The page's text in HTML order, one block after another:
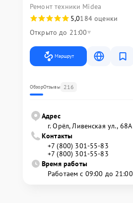
Ремонт техники Midea
5,0184 оценки
Открыто до 21:00
Маршрут
ОбзорОтзывы 216
Адрес
г. Орёл, Ливенская ул., 68А
Контакты
+7 (800) 301-55-83
+7 (800) 301-55-83
Время работы
Работаем с 09:00 до 21:00